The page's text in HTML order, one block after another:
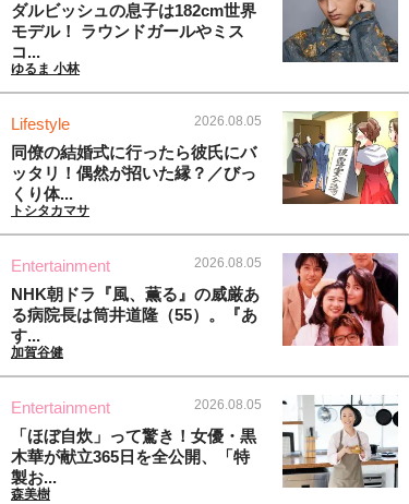
ダルビッシュの息子は182cm世界
モデル！ ラウンドガールやミス
コ...
ゆるま 小林
Lifestyle 2026.08.05
同僚の結婚式に行ったら彼氏にバ
ッタリ！偶然が招いた縁？／びっ
くり体...
トシタカマサ
Entertainment 2026.08.05
NHK朝ドラ『風、薫る』の威厳あ
る病院長は筒井道隆（55）。『あ
す...
加賀谷健
Entertainment 2026.08.05
「ほぼ自炊」って驚き！女優・黒
木華が献立365日を全公開、「特
製お...
森美樹